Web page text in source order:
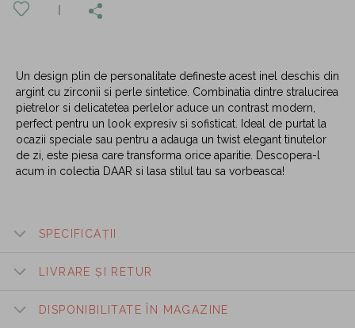
Un design plin de personalitate defineste acest inel deschis din
argint cu zirconii si perle sintetice. Combinatia dintre stralucirea
pietrelor si delicatetea perlelor aduce un contrast modern,
perfect pentru un look expresiv si sofisticat. Ideal de purtat la
ocazii speciale sau pentru a adauga un twist elegant tinutelor
de zi, este piesa care transforma orice aparitie. Descopera-l
acum in colectia DAAR si lasa stilul tau sa vorbeasca!
SPECIFICAȚII
LIVRARE ȘI RETUR
DISPONIBILITATE ÎN MAGAZINE